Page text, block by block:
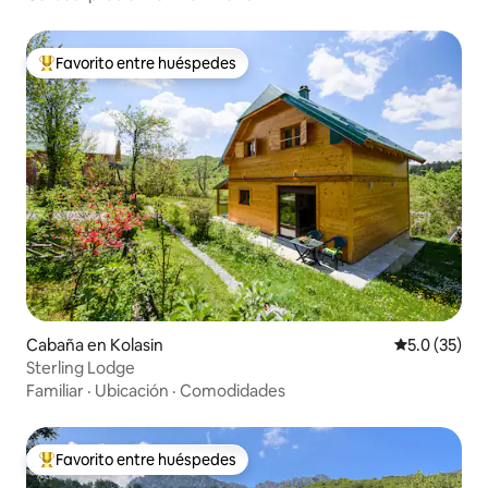
Favorito entre huéspedes preferido
Favorito entre huéspedes
Cabaña en Kolasin Calificación
5.0 (35)
Sterling Lodge
Familiar · Ubicación · Comodidades
Favorito entre huéspedes preferido
Favorito entre huéspedes